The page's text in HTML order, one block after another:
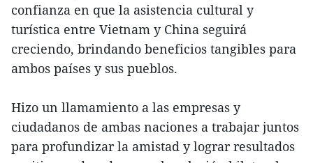
confianza en que la asistencia cultural y
turística entre Vietnam y China seguirá
creciendo, brindando beneficios tangibles para
ambos países y sus pueblos.
Hizo un llamamiento a las empresas y
ciudadanos de ambas naciones a trabajar juntos
para profundizar la amistad y lograr resultados